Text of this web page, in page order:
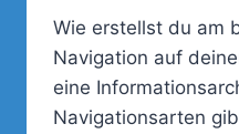
Wie erstellst du am
Navigation auf
eine
Navigationsarten